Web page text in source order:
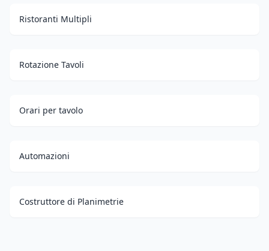
Ristoranti Multipli
Rotazione Tavoli
Orari per tavolo
Automazioni
Costruttore di Planimetrie